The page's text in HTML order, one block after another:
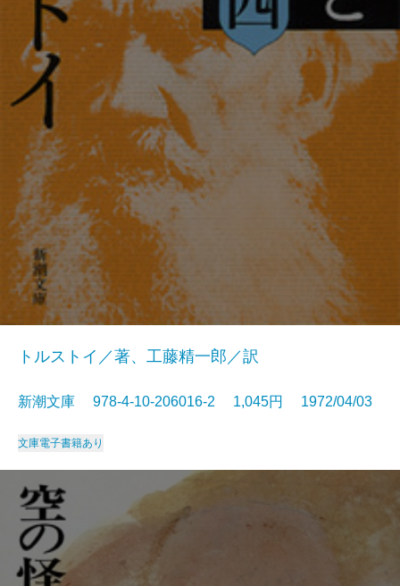
トルストイ／著、工藤精一郎／訳
新潮文庫 978-4-10-206016-2 1,045円 1972/04/03
文庫電子書籍あり